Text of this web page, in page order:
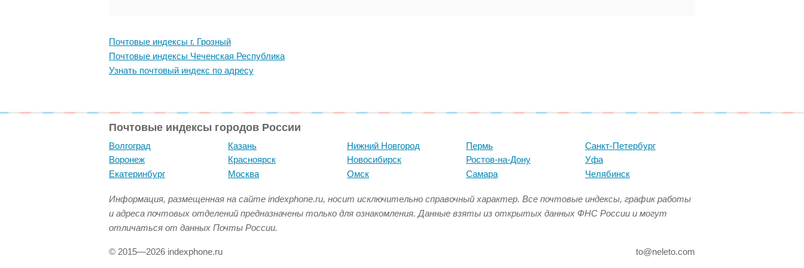
Почтовые индексы г. Грозный
Почтовые индексы Чеченская Республика
Узнать почтовый индекс по адресу
Почтовые индексы городов России
Волгоград
Воронеж
Екатеринбург
Казань
Красноярск
Москва
Нижний Новгород
Новосибирск
Омск
Пермь
Ростов-на-Дону
Самара
Санкт-Петербург
Уфа
Челябинск
Информация, размещенная на сайте indexphone.ru, носит исключительно справочный характер. Все почтовые индексы, график работы
и адреса почтовых отделений предназначены только для ознакомления. Данные взяты из открытых данных ФНС России и могут
отличаться от данных Почты России.
© 2015—2026 indexphone.ru to@neleto.com